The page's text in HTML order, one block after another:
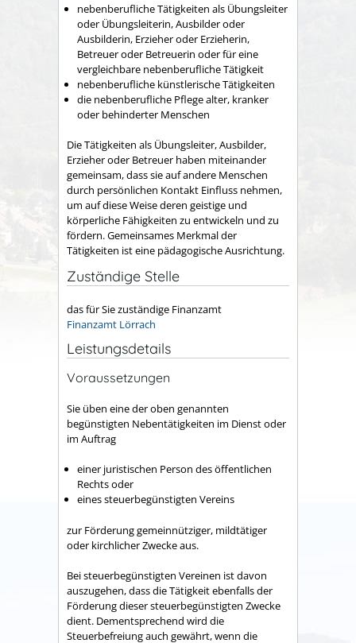
nebenberufliche Tätigkeiten als Übungsleiter
oder Übungsleiterin, Ausbilder oder
Ausbilderin, Erzieher oder Erzieherin,
Betreuer oder Betreuerin oder für eine
vergleichbare nebenberufliche Tätigkeit
nebenberufliche künstlerische Tätigkeiten
die nebenberufliche Pflege alter, kranker
oder behinderter Menschen
Die Tätigkeiten als Übungsleiter, Ausbilder,
Erzieher oder Betreuer haben miteinander
gemeinsam, dass sie auf andere Menschen
durch persönlichen Kontakt Einfluss nehmen,
um auf diese Weise deren geistige und
körperliche Fähigkeiten zu entwickeln und zu
fördern. Gemeinsames Merkmal der
Tätigkeiten ist eine pädagogische Ausrichtung.
Zuständige Stelle
das für Sie zuständige Finanzamt
Finanzamt Lörrach
Leistungsdetails
Voraussetzungen
Sie üben eine der oben genannten
begünstigten Nebentätigkeiten im Dienst oder
im Auftrag
einer juristischen Person des öffentlichen
Rechts oder
eines steuerbegünstigten Vereins
zur Förderung gemeinnütziger, mildtätiger
oder kirchlicher Zwecke aus.
Bei steuerbegünstigten Vereinen ist davon
auszugehen, dass die Tätigkeit ebenfalls der
Förderung dieser steuerbegünstigten Zwecke
dient. Dementsprechend wird die
Steuerbefreiung auch gewährt, wenn die